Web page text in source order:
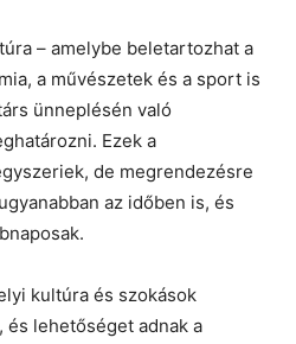
– amelybe beletartozhat a
a művészetek és a sport is
ünneplésén való
Ezek a
de megrendezésre
az időben is, és
kultúra és szokások
lehetőséget adnak a